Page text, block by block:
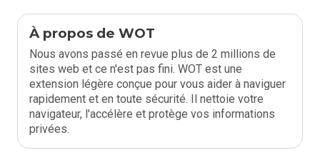
À propos de WOT
Nous avons passé en revue plus de 2 millions de
sites web et ce n'est pas fini. WOT est une
extension légère conçue pour vous aider à naviguer
rapidement et en toute sécurité. Il nettoie votre
navigateur, l'accélère et protège vos informations
privées.